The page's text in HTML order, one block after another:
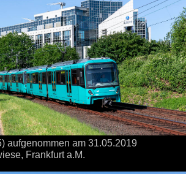
aufgenommen am 31.05.2019
Frankfurt a.M.